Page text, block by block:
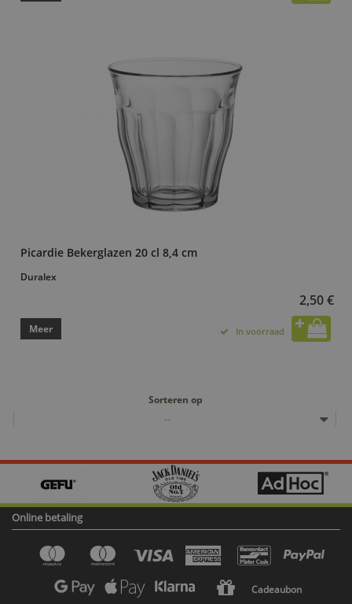
Picardie Bekerglazen 20 cl 8,4 cm
Duralex
2,50 €
Meer In voorraad
Sorteren op
--
Online betaling
Cadeaubon